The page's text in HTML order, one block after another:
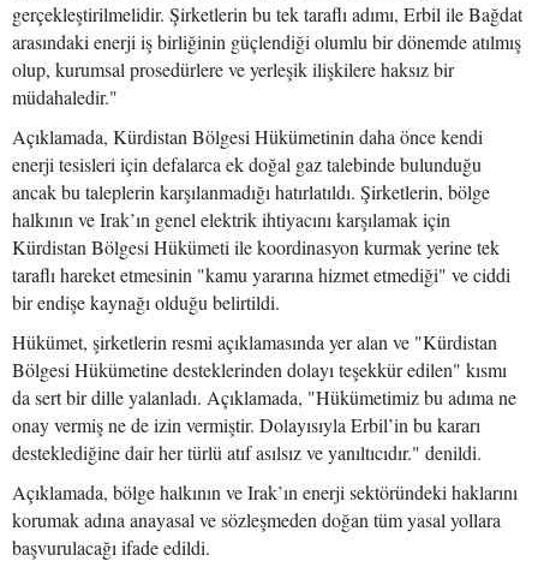
gerçekleştirilmelidir. Şirketlerin bu tek taraflı adımı, Erbil ile Bağdat
arasındaki enerji iş birliğinin güçlendiği olumlu bir dönemde atılmış
olup, kurumsal prosedürlere ve yerleşik ilişkilere haksız bir
müdahaledir."
Açıklamada, Kürdistan Bölgesi Hükümetinin daha önce kendi
enerji tesisleri için defalarca ek doğal gaz talebinde bulunduğu
ancak bu taleplerin karşılanmadığı hatırlatıldı. Şirketlerin, bölge
halkının ve Irak’ın genel elektrik ihtiyacını karşılamak için
Kürdistan Bölgesi Hükümeti ile koordinasyon kurmak yerine tek
taraflı hareket etmesinin "kamu yararına hizmet etmediği" ve ciddi
bir endişe kaynağı olduğu belirtildi.
Hükümet, şirketlerin resmi açıklamasında yer alan ve "Kürdistan
Bölgesi Hükümetine desteklerinden dolayı teşekkür edilen" kısmı
da sert bir dille yalanladı. Açıklamada, "Hükümetimiz bu adıma ne
onay vermiş ne de izin vermiştir. Dolayısıyla Erbil’in bu kararı
desteklediğine dair her türlü atıf asılsız ve yanıltıcıdır." denildi.
Açıklamada, bölge halkının ve Irak’ın enerji sektöründeki haklarını
korumak adına anayasal ve sözleşmeden doğan tüm yasal yollara
başvurulacağı ifade edildi.